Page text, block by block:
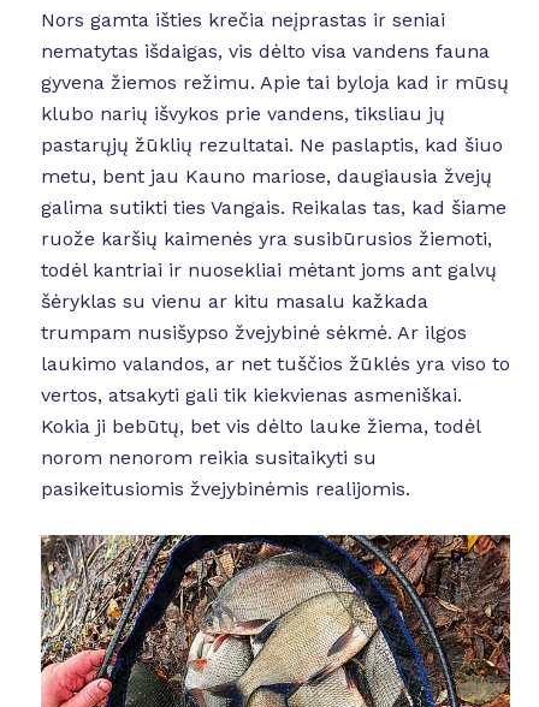
Nors gamta išties krečia neįprastas ir seniai
nematytas išdaigas, vis dėlto visa vandens fauna
gyvena žiemos režimu. Apie tai byloja kad ir mūsų
klubo narių išvykos prie vandens, tiksliau jų
pastarųjų žūklių rezultatai. Ne paslaptis, kad šiuo
metu, bent jau Kauno mariose, daugiausia žvejų
galima sutikti ties Vangais. Reikalas tas, kad šiame
ruože karšių kaimenės yra susibūrusios žiemoti,
todėl kantriai ir nuosekliai mėtant joms ant galvų
šėryklas su vienu ar kitu masalu kažkada
trumpam nusišypso žvejybinė sėkmė. Ar ilgos
laukimo valandos, ar net tuščios žūklės yra viso to
vertos, atsakyti gali tik kiekvienas asmeniškai.
Kokia ji bebūtų, bet vis dėlto lauke žiema, todėl
norom nenorom reikia susitaikyti su
pasikeitusiomis žvejybinėmis realijomis.